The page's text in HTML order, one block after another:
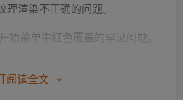
理渲染不正确的问题。
始菜单中红色覆盖的罕见问题。
响应的问题。
阅读全文